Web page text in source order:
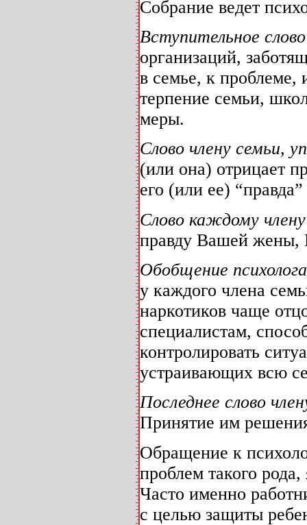
Собрание ведет
Вступительное слово
организаций,
в семье, к проблеме,
терпение семьи,
меры.
Слово члену семьи,
(или она) отрицает
его (или ее) “правда”
Слово каждому
правду Вашей жены,
Обобщение
у каждого члена
наркотиков чаще
специалистам,
контролировать
устраивающих всю
Последнее слово
Принятие им
Обращение к
проблем такого
Часто именно
с целью защиты